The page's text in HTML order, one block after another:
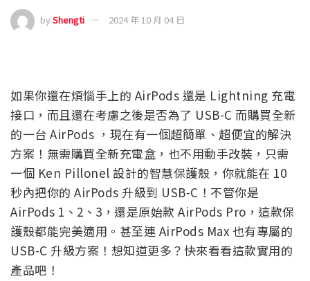
byShengti 2024 年 10 月 04 日
如果你還在煩惱手上的 AirPods 還是 Lightning 充電
接口，而且還在考慮之後是否為了 USB-C 而購買全新
的一台 AirPods ，現在有一個超簡單、超便宜的解決
方案！無需購買全新充電盒，也不用動手改裝，只需
一個 Ken Pillonel 設計的智慧保護殼，你就能在 10
秒內把你的 AirPods 升級到 USB-C！不管你是
AirPods 1、2、3，還是原始款 AirPods Pro，這款保
護殼都能完美適用。甚至連 AirPods Max 也有專屬的
USB-C 升級方案！想知道更多？快來看看這款實用的
產品吧！